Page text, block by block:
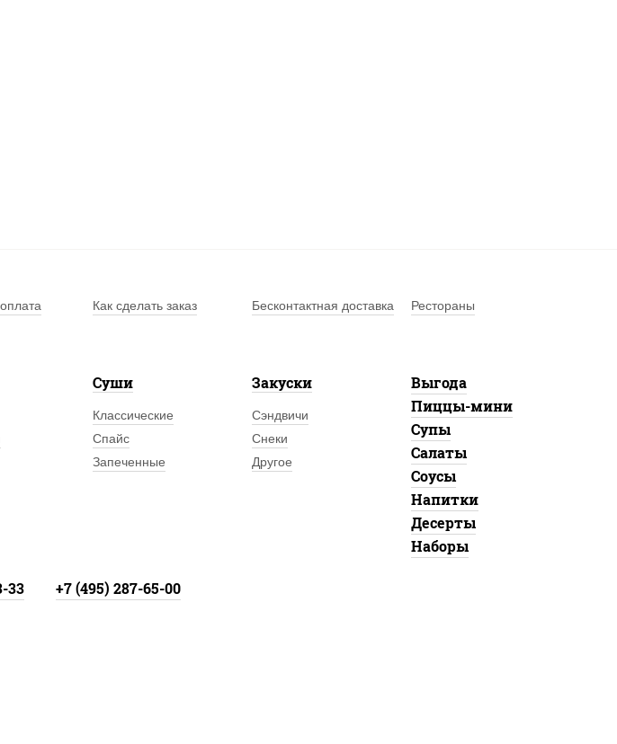
Как сделать заказ Бесконтактная доставка
Рестораны
Суши
Классические
Спайс
Запеченные
Закуски
Сэндвичи
Снеки
Другое
Выгода
Пиццы-мини
Супы
Салаты
Соусы
Напитки
Десерты
Наборы
33 +7 (495) 287-65-00